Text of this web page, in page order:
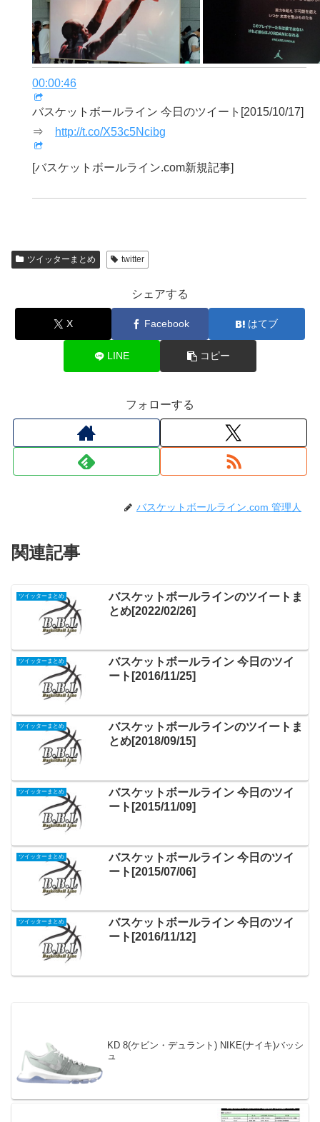
00:00:46
バスケットボールライン 今日のツイート[2015/10/17]
⇒
http://t.co/X53c5Ncibg
[バスケットボールライン.com新規記事]
ツイッターまとめ twitter
シェアする
X Facebook はてブ
LINE コピー
フォローする
バスケットボールライン.com 管理人
関連記事
ツイッターまとめ
バスケットボールラインのツイートま
とめ[2022/02/26]
ツイッターまとめ
バスケットボールライン 今日のツイ
ート[2016/11/25]
ツイッターまとめ
バスケットボールラインのツイートま
とめ[2018/09/15]
ツイッターまとめ
バスケットボールライン 今日のツイ
ート[2015/11/09]
ツイッターまとめ
バスケットボールライン 今日のツイ
ート[2015/07/06]
ツイッターまとめ
バスケットボールライン 今日のツイ
ート[2016/11/12]
KD 8(ケビン・デュラント) NIKE(ナイキ)バッシ
ュ